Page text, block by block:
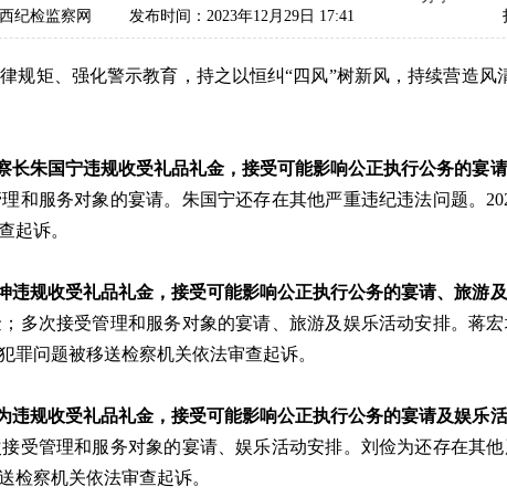
纪检监察网 发布时间：2023年12月29日 17:41
矩、强化警示教育，持之以恒纠“四风”树新风，持续营造风
朱国宁违规收受礼品礼金，接受可能影响公正执行公务的宴请
和服务对象的宴请。朱国宁还存在其他严重违纪违法问题。
起诉。
规收受礼品礼金，接受可能影响公正执行公务的宴请、旅游及
多次接受管理和服务对象的宴请、旅游及娱乐活动安排。蒋
罪问题被移送检察机关依法审查起诉。
规收受礼品礼金，接受可能影响公正执行公务的宴请及娱乐活
受管理和服务对象的宴请、娱乐活动安排。刘俭为还存在其
检察机关依法审查起诉。